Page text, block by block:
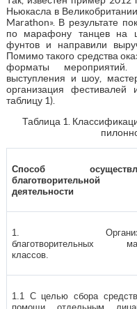
Ньюкасла в
Marathon». В результате
по марафону танцев на
фунтов и направили
Помимо такого средства
форматы мероприятий.
выступления и шоу,
организация фестивалей
таблицу 1).
Таблица 1.
Способ
благотворительной
деятельности
1.
благотворительных
классов.
1.1 С целью сбора